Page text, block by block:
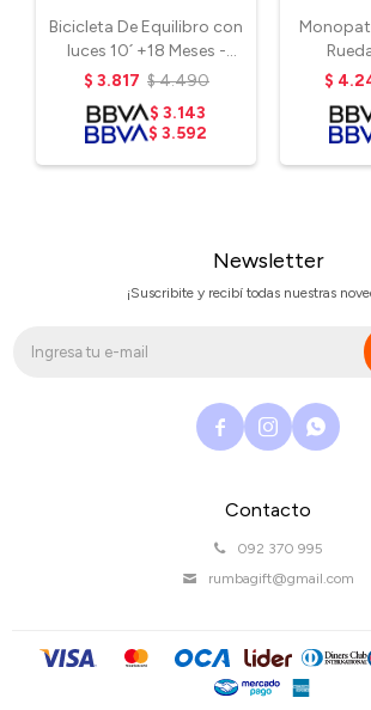
Bicicleta De Equilibro con
luces 10´ +18 Meses -
Naranja
$ 3.817 $4.490
$ 3.143
$ 3.592
$
Contacto
092 370 995
rumbagift@gmail.com
Newsletter
¡Suscribite y recibí todas nuestras
  